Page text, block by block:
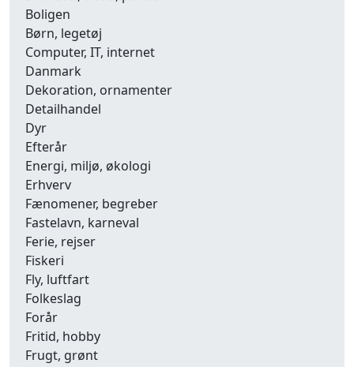
Boligen
Børn, legetøj
Computer, IT, internet
Danmark
Dekoration, ornamenter
Detailhandel
Dyr
Efterår
Energi, miljø, økologi
Erhverv
Fænomener, begreber
Fastelavn, karneval
Ferie, rejser
Fiskeri
Fly, luftfart
Folkeslag
Forår
Fritid, hobby
Frugt, grønt